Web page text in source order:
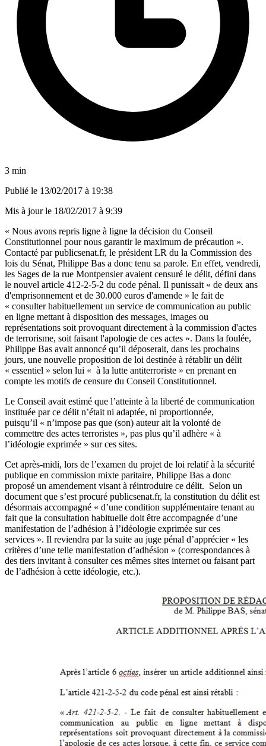
3 min
Publié le 13/02/2017 à 19:38
Mis à jour le 18/02/2017 à 9:39
« Nous avons repris ligne à ligne la décision du Conseil
Constitutionnel pour nous garantir le maximum de précaution ».
Contacté par publicsenat.fr, le président LR du la Commission des
lois du Sénat, Philippe Bas a donc tenu sa parole. En effet, vendredi,
les Sages de la rue Montpensier avaient censuré le délit, défini dans
le nouvel article 412-2-5-2 du code pénal. Il punissait « de deux ans
d'emprisonnement et de 30.000 euros d'amende » le fait de
« consulter habituellement un service de communication au public
en ligne mettant à disposition des messages, images ou
représentations soit provoquant directement à la commission d'actes
de terrorisme, soit faisant l'apologie de ces actes ». Dans la foulée,
Philippe Bas avait annoncé qu’il déposerait, dans les prochains
jours, une nouvelle proposition de loi destinée à rétablir un délit
« essentiel » selon lui « à la lutte antiterroriste » en prenant en
compte les motifs de censure du Conseil Constitutionnel.
Le Conseil avait estimé que l’atteinte à la liberté de communication
instituée par ce délit n’était ni adaptée, ni proportionnée,
puisqu’il « n’impose pas que (son) auteur ait la volonté de
commettre des actes terroristes », pas plus qu’il adhère « à
l’idéologie exprimée » sur ces sites.
Cet après-midi, lors de l’examen du projet de loi relatif à la sécurité
publique en commission mixte paritaire, Philippe Bas a donc
proposé un amendement visant à réintroduire ce délit. Selon un
document que s’est procuré publicsenat.fr, la constitution du délit est
désormais accompagné « d’une condition supplémentaire tenant au
fait que la consultation habituelle doit être accompagnée d’une
manifestation de l’adhésion à l’idéologie exprimée sur ces
services ». Il reviendra par la suite au juge pénal d’apprécier « les
critères d’une telle manifestation d’adhésion » (correspondances à
des tiers invitant à consulter ces mêmes sites internet ou faisant part
de l’adhésion à cette idéologie, etc.).